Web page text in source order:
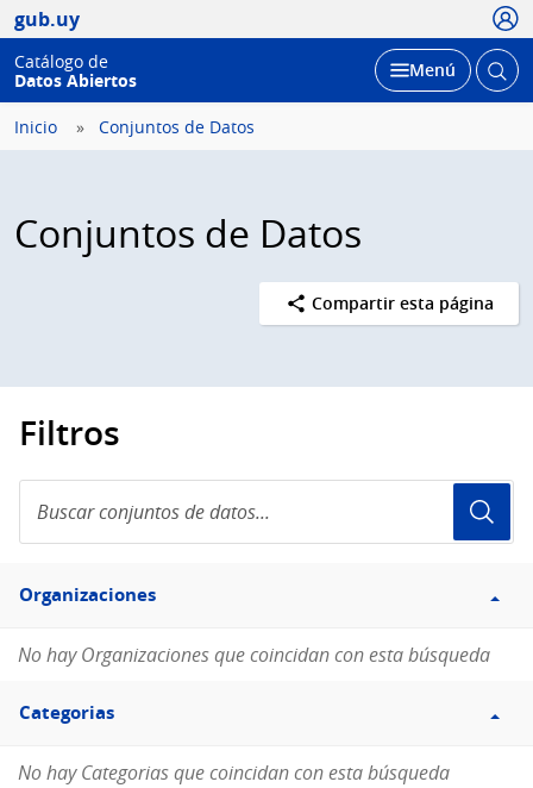
gub.uy
Catálogo de
Datos Abiertos
Desplegar
Menú Abrir
Inicio Conjuntos de Datos
Conjuntos de Datos
Compartir esta página
Filtros
conjuntos
de
Filtro
Organizaciones
Organizaciones
No hay Organizaciones que coincidan con esta búsqueda
Filtro
Categorias
Categorias
No hay Categorias que coincidan con esta búsqueda